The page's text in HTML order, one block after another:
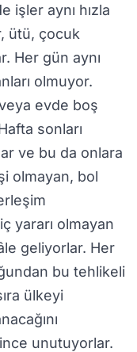
işler aynı hızla
ütü, çocuk
Her gün aynı
olmuyor.
evde boş
sonları
ve bu da onlara
olmayan, bol
yararı olmayan
geliyorlar. Her
bu tehlikeli
ülkeyi
unutuyorlar.